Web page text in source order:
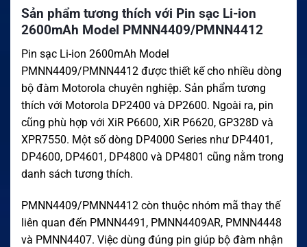
Sản phẩm tương thích với Pin sạc Li-ion
2600mAh Model PMNN4409/PMNN4412
Pin sạc Li-ion 2600mAh Model
PMNN4409/PMNN4412 được thiết kế cho nhiều dòng
bộ đàm Motorola chuyên nghiệp. Sản phẩm tương
thích với Motorola DP2400 và DP2600. Ngoài ra, pin
cũng phù hợp với XiR P6600, XiR P6620, GP328D và
XPR7550. Một số dòng DP4000 Series như DP4401,
DP4600, DP4601, DP4800 và DP4801 cũng nằm trong
danh sách tương thích.
PMNN4409/PMNN4412 còn thuộc nhóm mã thay thế
liên quan đến PMNN4491, PMNN4409AR, PMNN4448
và PMNN4407. Việc dùng đúng pin giúp bộ đàm nhận